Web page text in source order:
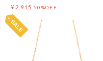
¥2,915 50%OFF